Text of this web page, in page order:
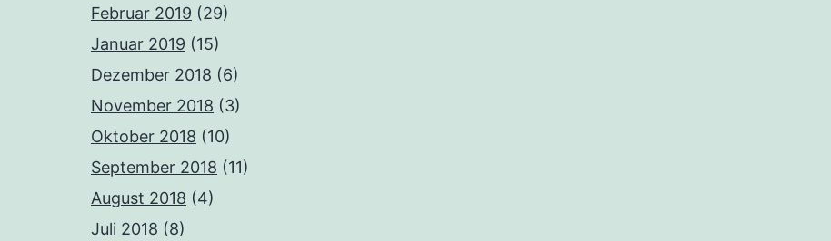
Februar 2019 (29)
Januar 2019 (15)
Dezember 2018 (6)
November 2018 (3)
Oktober 2018 (10)
September 2018 (11)
August 2018 (4)
Juli 2018 (8)